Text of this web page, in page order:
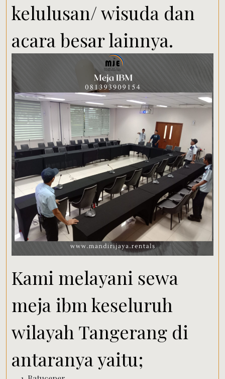
kelulusan/ wisuda dan
acara besar lainnya.
Kami melayani sewa
meja ibm keseluruh
wilayah Tangerang di
antaranya yaitu;